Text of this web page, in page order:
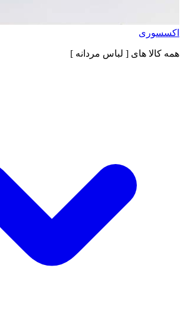
اکسسوری
همه کالا های [ لباس مردانه ]